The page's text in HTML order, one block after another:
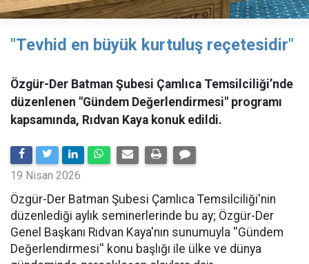
"Tevhid en büyük kurtuluş reçetesidir"
Özgür-Der Batman Şubesi Çamlıca Temsilciliği’nde
düzenlenen "Gündem Değerlendirmesi" programı
kapsamında, Rıdvan Kaya konuk edildi.
19 Nisan 2026
​Özgür-Der Batman Şubesi Çamlıca Temsilciliği'nin
düzenlediği aylık seminerlerinde bu ay; Özgür-Der
Genel Başkanı Rıdvan Kaya'nın sunumuyla ''Gündem
Değerlendirmesi'' konu başlığı ile ülke ve dünya